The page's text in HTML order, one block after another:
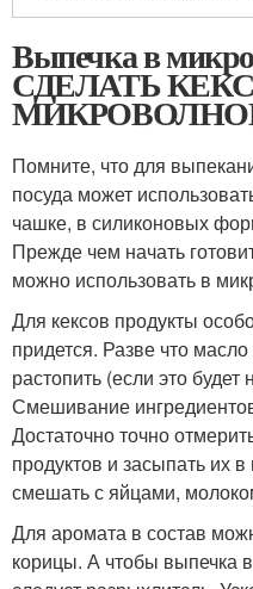
Выпечка в
СДЕЛАТЬ
Помните, что для
посуда может
чашке, в силиконовых
Прежде чем начать
можно использовать в
Для кексов продукты
придется. Разве что
растопить (если это
Смешивание
Достаточно точно
продуктов и засыпать их
смешать с яйцами,
Для аромата в состав
корицы. А чтобы выпечка